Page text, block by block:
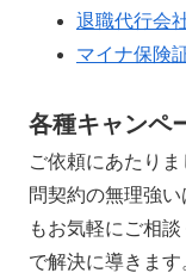
退職代行会
マイナ保険
各種キャンペ
ご依頼にあたり
問契約の無理強
もお気軽にご相
で解決に導きます